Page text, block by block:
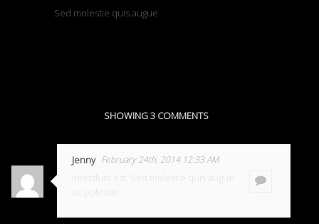
Sed molestie quis augue
SHOWING 3 COMMENTS
Jenny February 24th, 2014 12:33 AM
Interdum est. Sed molestie quis augue